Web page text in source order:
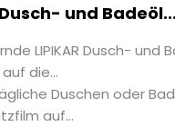
und Badeöl...
LIPIKAR Dusch- und
die...
Duschen oder
auf...